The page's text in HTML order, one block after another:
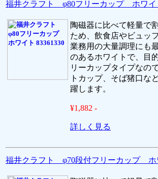
福井クラフト φ80フリーカップ ホワイ
陶磁器に比べて軽量で
ため、飲食店やビュッ
業務用の大量調理にも
のあるホワイトで、目
リーカップタイプなの
トカップ、そば猪口な
躍します。
¥1,882 -
詳しく見る
福井クラフト φ70段付フリーカップ ホ